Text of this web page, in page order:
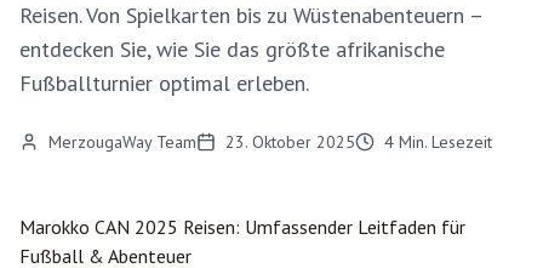
Reisen. Von Spielkarten bis zu Wüstenabenteuern –
entdecken Sie, wie Sie das größte afrikanische
Fußballturnier optimal erleben.
MerzougaWay Team 23. Oktober 2025 4 Min. Lesezeit
Marokko CAN 2025 Reisen: Umfassender Leitfaden für
Fußball & Abenteuer